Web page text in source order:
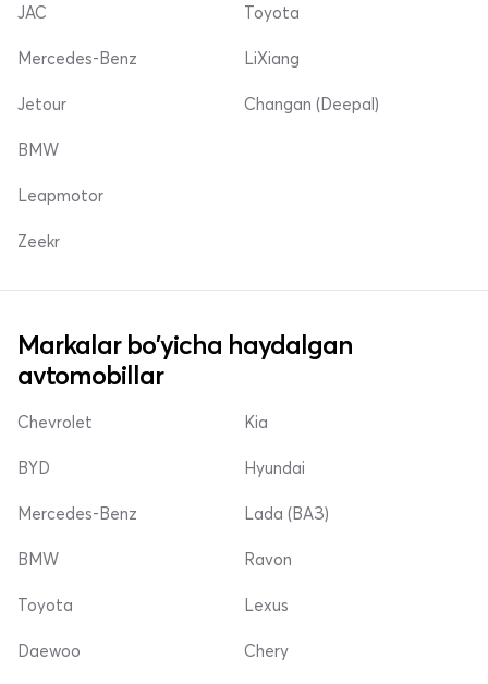
JAC
Mercedes-Benz
Jetour
Toyota
LiXiang
Changan (Deepal)
BMW
Leapmotor
Zeekr
Markalar bo'yicha haydalgan
avtomobillar
Chevrolet
BYD
Mercedes-Benz
Kia
Hyundai
Lada (ВАЗ)
BMW
Toyota
Daewoo
Ravon
Lexus
Chery